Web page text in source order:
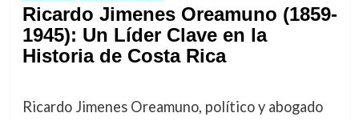
Ricardo Jimenes Oreamuno (1859-
1945): Un Líder Clave en la
Historia de Costa Rica
Ricardo Jimenes Oreamuno, político y abogado